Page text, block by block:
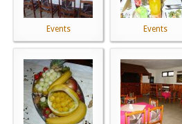
Events Events